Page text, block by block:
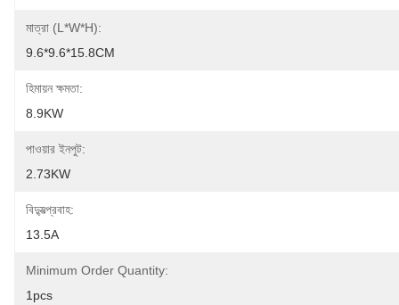
মাত্রা (l*w*h):
9.6*9.6*15.8CM
হিমায়ন ক্ষমতা:
8.9KW
পাওয়ার ইনপুট:
2.73KW
বিদ্যুত্প্রবাহ:
13.5A
Minimum Order Quantity:
1pcs